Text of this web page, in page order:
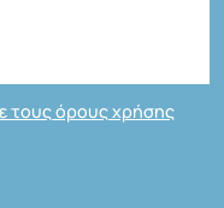
τους όρους χρήσης